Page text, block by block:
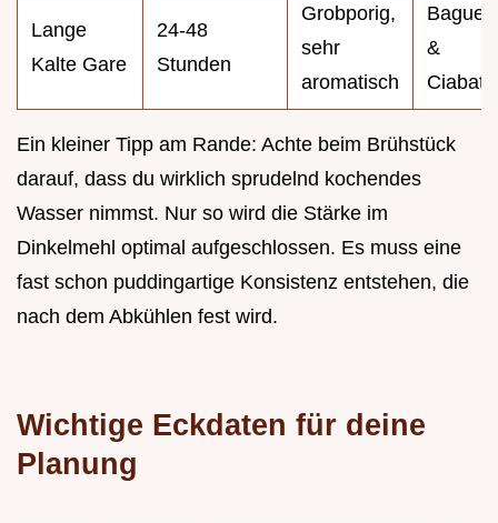
Lange
Kalte Gare
24-48
Stunden
Grobporig,
sehr
aromatisch
&
Ein kleiner Tipp am Rande: Achte beim Brühstück
darauf, dass du wirklich sprudelnd kochendes
Wasser nimmst. Nur so wird die Stärke im
Dinkelmehl optimal aufgeschlossen. Es muss eine
fast schon puddingartige Konsistenz entstehen, die
nach dem Abkühlen fest wird.
Wichtige Eckdaten für deine
Planung